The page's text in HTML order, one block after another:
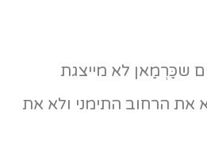
שכַּרְמַאן לא מייצגת
הרחוב התימני ולא את